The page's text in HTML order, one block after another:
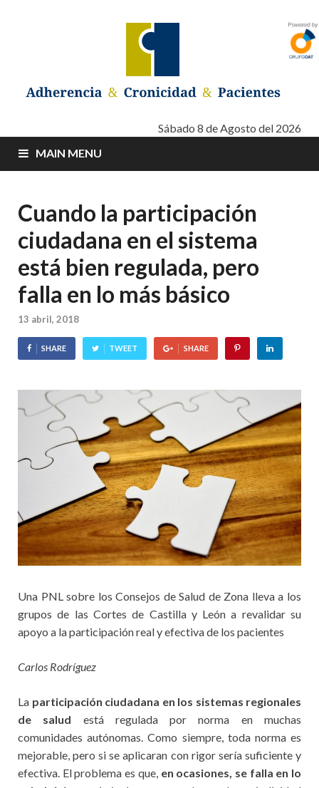
Adherencia –
Cronicidad –
Pacientes
Adherencia – Cronicidad – PacientesSábado 8 de Agosto del 2026
MAIN MENU
Cuando la participación
ciudadana en el sistema
está bien regulada, pero
falla en lo más básico
13 abril, 2018
SHARE TWEET SHARE
Una PNL sobre los Consejos de Salud de Zona lleva a los
grupos de las Cortes de Castilla y León a revalidar su
apoyo a la participación real y efectiva de los pacientes
Carlos Rodríguez
La participación ciudadana en los sistemas regionales
de salud está regulada por norma en muchas
comunidades autónomas. Como siempre, toda norma es
mejorable, pero si se aplicaran con rigor sería suficiente y
efectiva. El problema es que, en ocasiones, se falla en lo